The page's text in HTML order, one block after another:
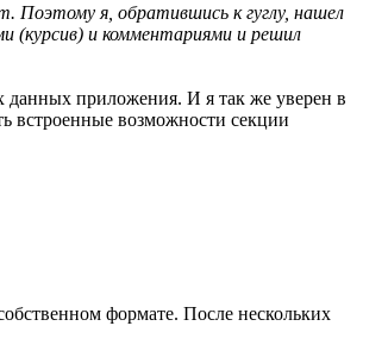
Поэтому я, обратившись к гуглу, нашел
(курсив) и комментариями и решил
приложения. И я так же уверен в
встроенные возможности секции
формате. После нескольких